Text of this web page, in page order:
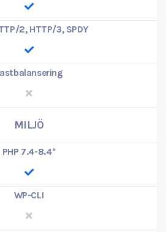
2, HTTP/3, SPDY
MILJÖ
PHP 7.4-8.4*
WP-CLI